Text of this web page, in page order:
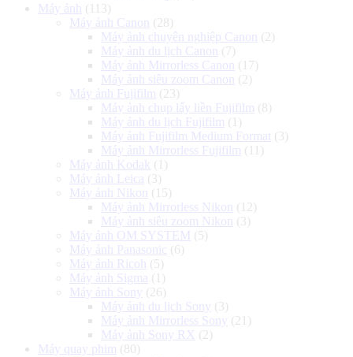
Máy ảnh
(113)
Máy ảnh Canon
(28)
Máy ảnh chuyên nghiệp Canon
(2)
Máy ảnh du lịch Canon
(7)
Máy ảnh Mirrorless Canon
(17)
Máy ảnh siêu zoom Canon
(2)
Máy ảnh Fujifilm (23)
Máy ảnh chụp lấy liền Fujifilm (8)
Máy ảnh du lịch Fujifilm (1)
Máy ảnh Fujifilm Medium Format (3)
Máy ảnh Mirrorless Fujifilm (11)
Máy ảnh Kodak (1)
Máy ảnh Leica (3)
Máy ảnh Nikon
(15)
Máy ảnh Mirrorless Nikon
(12)
Máy ảnh siêu zoom Nikon
(3)
Máy ảnh OM SYSTEM (5)
Máy ảnh Panasonic (6)
Máy ảnh Ricoh
(5)
Máy ảnh Sigma (1)
Máy ảnh Sony (26)
Máy ảnh du lịch Sony (3)
Máy ảnh Mirrorless Sony (21)
Máy ảnh Sony RX (2)
Máy quay phim (80)